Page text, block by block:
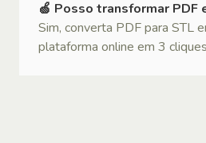
🍏 Posso transformar PDF
Sim, converta PDF para STL
plataforma online em 3